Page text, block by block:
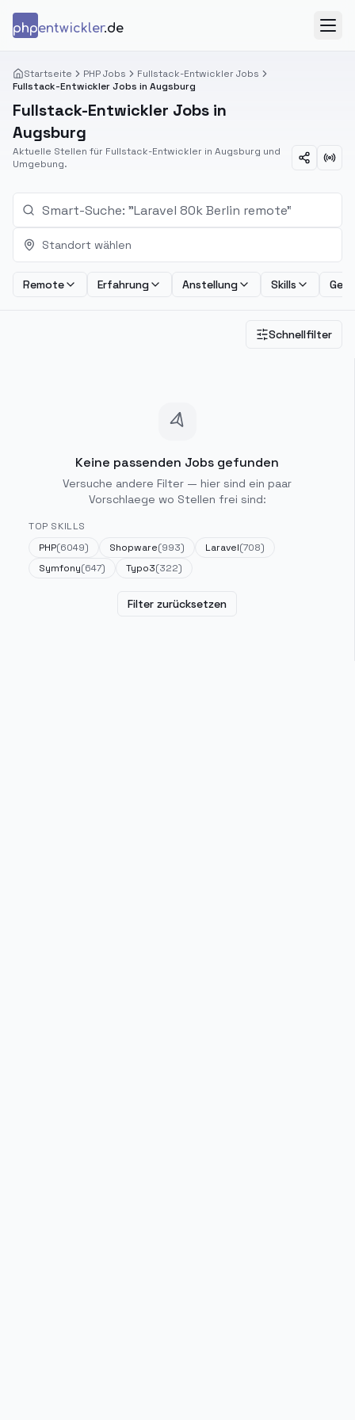
phpentwickler.de
Startseite PHP Jobs
Fullstack-Entwickler Jobs
Fullstack-Entwickler Jobs in Augsburg
Fullstack-Entwickler Jobs in
Augsburg
Aktuelle Stellen für Fullstack-Entwickler in Augsburg und
Umgebung.
Standort wählen
Remote Erfahrung Anstellung Skills
Schnellfilter
Keine passenden Jobs gefunden
Versuche andere Filter — hier sind ein paar
Vorschlaege wo Stellen frei sind:
TOP SKILLS
PHP(6049) Shopware(993) Laravel(708)
Symfony(647) Typo3(322)
Filter zurücksetzen